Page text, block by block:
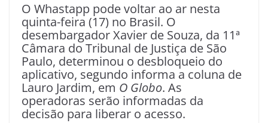
O Whastapp pode voltar ao ar nesta
quinta-feira (17) no Brasil. O
desembargador Xavier de Souza, da 11ª
Câmara do Tribunal de Justiça de São
Paulo, determinou o desbloqueio do
aplicativo, segundo informa a coluna de
Lauro Jardim, em O Globo. As
operadoras serão informadas da
decisão para liberar o acesso.